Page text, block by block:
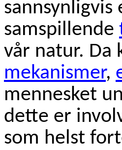
sannsynligvis
samspillende
vår natur. Da
mekanismer,
mennesket
dette er
som helst